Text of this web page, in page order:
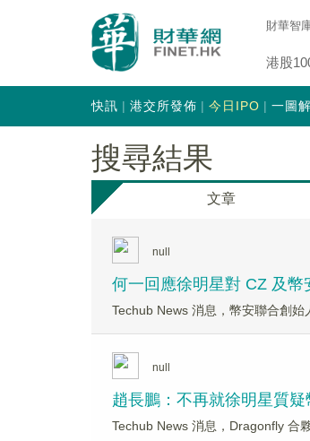
財華智
港股
快訊 港交所發佈 今日IPO 一圖
搜尋結果
文章
null
何一回應徐明星對 CZ 及幣
Techub News 消息，幣安聯合創
null
趙長鵬：不再就徐明星質
Techub News 消息，Dragonfly 合